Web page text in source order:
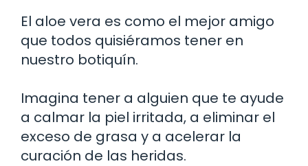
El aloe vera es como el mejor amigo
que todos quisiéramos tener en
nuestro botiquín.
Imagina tener a alguien que te ayude
a calmar la piel irritada, a eliminar el
exceso de grasa y a acelerar la
curación de las heridas.